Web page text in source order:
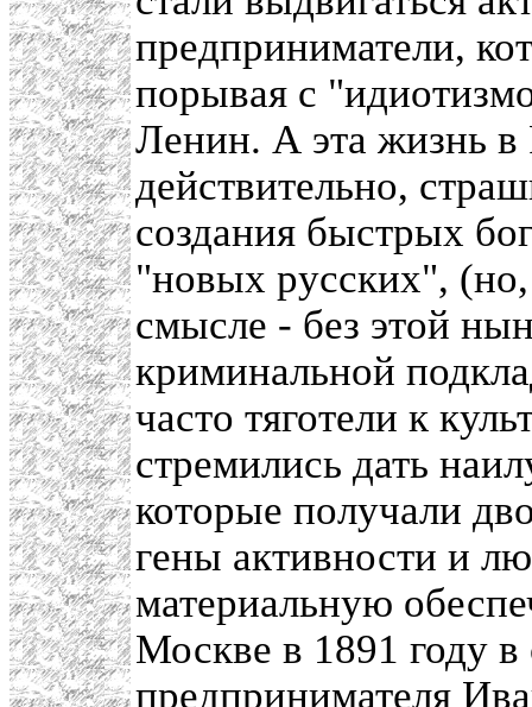
предприниматели,
порывая с
Ленин. А эта жизнь в
действительно,
создания быстрых
"новых русских",
смысле - без этой
криминальной
часто тяготели к
стремились дать
которые получали
гены активности и
материальную
Москве в 1891 году
предпринимателя